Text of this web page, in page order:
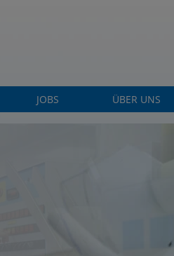
JOBS ÜBER UNS